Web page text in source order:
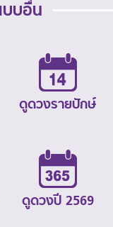
บบอื่น
ดูดวงรายปักษ์
ดูดวงปี 2569